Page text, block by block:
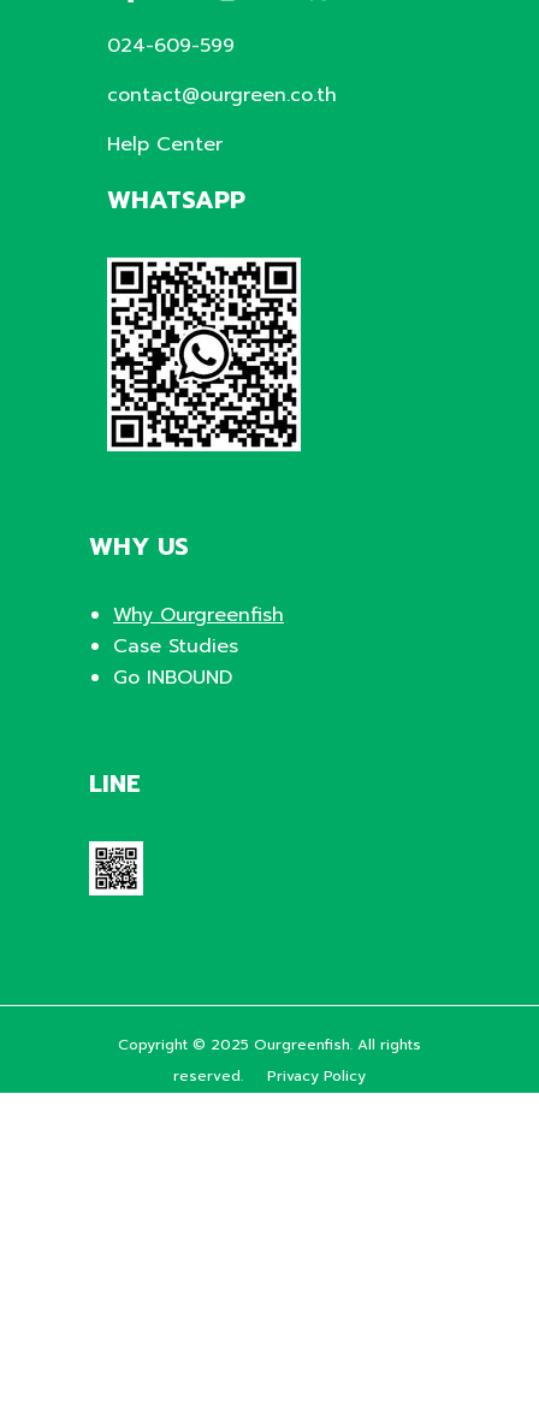
024-609-599
contact@ourgreen.co.th
Help Center
WHATSAPP
WHY US
Why Ourgreenfish
Case Studies
Go INBOUND
LINE
Copyright © 2025 Ourgreenfish. All rights
reserved. Privacy Policy